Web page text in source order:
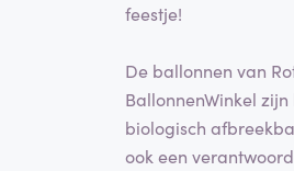
feestje!
De ballonnen van
BallonnenWinkel
biologisch
ook een